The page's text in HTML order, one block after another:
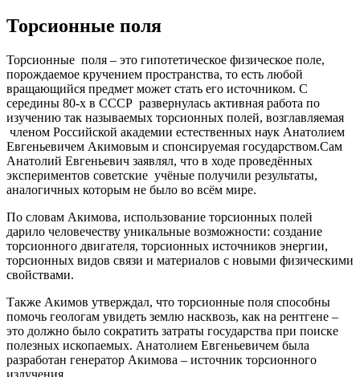
Торсионные поля
Торсионные поля – это гипотетическое физическое поле,
порождаемое кручением пространства, то есть любой
вращающийся предмет может стать его источником. С
середины 80-х в СССР развернулась активная работа по
изучению так называемых торсионных полей, возглавляемая
членом Российской академии естественных наук Анатолием
Евгеньевичем Акимовым и спонсируемая государством.Сам
Анатолий Евгеньевич заявлял, что в ходе проведённых
экспериментов советские учёные получили результаты,
аналогичных которым не было во всём мире.
По словам Акимова, использование торсионных полей
дарило человечеству уникальные возможности: создание
торсионного двигателя, торсионных источников энергии,
торсионных видов связи и материалов с новыми физическими
свойствами.
Также Акимов утверждал, что торсионные поля способны
помочь геологам увидеть землю насквозь, как на рентгене –
это должно было сократить затраты государства при поиске
полезных ископаемых. Анатолием Евгеньевичем была
разработан генератор Акимова – источник торсионного